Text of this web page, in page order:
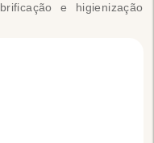
e higienização